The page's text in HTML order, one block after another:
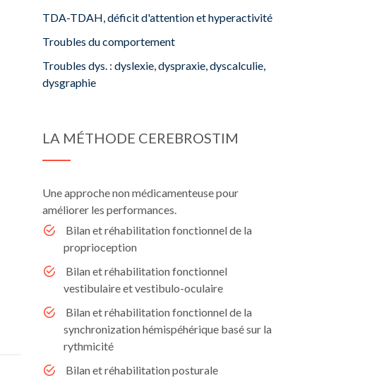
TDA-TDAH, déficit d'attention et hyperactivité
Troubles du comportement
Troubles dys. : dyslexie, dyspraxie, dyscalculie,
dysgraphie
LA MÉTHODE CEREBROSTIM
Une approche non médicamenteuse pour
améliorer les performances.
Bilan et réhabilitation fonctionnel de la
proprioception
Bilan et réhabilitation fonctionnel
vestibulaire et vestibulo-oculaire
Bilan et réhabilitation fonctionnel de la
synchronization hémispéhérique basé sur la
rythmicité
Bilan et réhabilitation posturale